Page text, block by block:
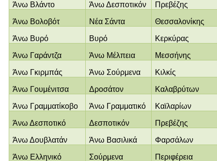
Άνω Βλάντο Άνω Δεσποτικόν Πρεβέζης
Άνω Βολοβότ Νέα Σάντα Θεσσαλονίκης
Άνω Βυρό Βυρό Κερκύρας
Άνω Γαράντζα Άνω Μέλπεια Μεσσήνης
Άνω Γκιρμπάς Άνω Σούρμενα Κιλκίς
Άνω Γουμένιτσα Δροσάτον Καλαβρύτων
Άνω Γραμματίκοβο Άνω Γραμματικό Καϊλαρίων
Άνω Δεσποτικό Δεσποτικόν Πρεβέζης
Άνω Δουβλατάν Άνω Βασιλικά Φαρσάλων
Άνω Ελληνικό Σούρμενα
Περιφέρεια